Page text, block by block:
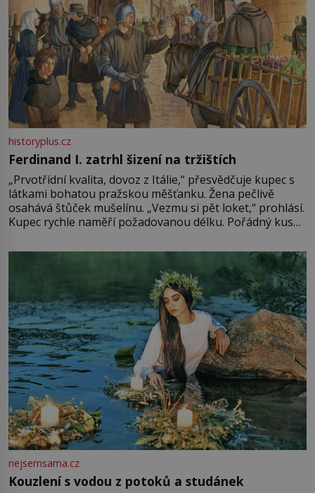
historyplus.cz
Ferdinand I. zatrhl šizení na tržištích
„Prvotřídní kvalita, dovoz z Itálie,“ přesvědčuje kupec s
látkami bohatou pražskou měšťanku. Žena pečlivě
osahává štůček mušelínu. „Vezmu si pět loket,“ prohlásí.
Kupec rychle naměří požadovanou délku. Pořádný kus
milostpaní. Stačí jenom na sukni,“ zhodnotí švadlena
množství růžového mušelínu. „Ošidili vás, podívejte.“
Vezme do ruky dřevěnou
nejsemsama.cz
Kouzlení s vodou z potoků a studánek